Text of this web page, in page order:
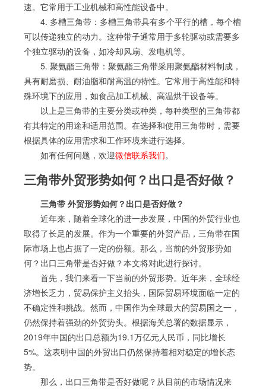
速。它常用于工业机械和高性能设备中。
4. 多槽三角带：多槽三角带具有多个平行的槽，每个槽
可以传递独立的动力。这种带子通常用于多轮驱动或需要多
个独立驱动的设备，如冷却风扇、发电机等。
5. 聚氨酯三角带：聚氨酯三角带采用聚氨酯材料制成，
具有耐磨损、耐油脂和耐高温的特性。它常用于高性能和特
殊环境下的应用，如食品加工机械、高温烘干设备等。
以上是三角带的主要分类或种类，每种类型的三角带都
有其特定的用途和适用范围。在选择和使用三角带时，需要
根据具体的应用需求和工作环境来进行选择。
如有任何问题，欢迎微信联系我们。
三角带外贸形势如何？出口是否好做？
三角带 外贸形势如何？出口是否好做？
近年来，随着全球化的进一步发展，中国的外贸行业也
取得了长足的发展。作为一个重要的外贸产品，三角带在国
际市场上也占据了一定的份额。那么，当前的外贸形势如
何？出口三角带是否好做？本文将对此进行探讨。
首先，我们来看一下当前的外贸形势。近年来，全球经
济增长乏力，贸易保护主义抬头，国际贸易环境面临一定的
不确定性和挑战。然而，中国作为全球最大的贸易国之一，
仍然保持着强劲的外贸势头。根据海关总署的数据显示，
2019年中国的出口总额为19.1万亿元人民币，同比增长
5%。这表明中国的外贸出口仍然保持着相对稳定的增长态
势。
那么，出口三角带是否好做呢？从目前的市场情况来